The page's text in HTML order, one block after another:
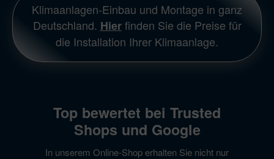
Klimaanlagen-Einbau und Montage in ganz
Deutschland. Hierfinden Sie die Preise für
die Installation Ihrer Klimaanlage.
Top bewertet bei Trusted
Shops und Google
In unserem Online-Shop erhalten Sie nicht nur